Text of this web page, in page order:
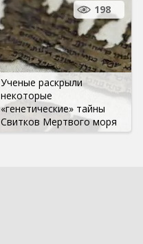
Ученые раскрыли
некоторые
«генетические» тайны
Свитков Мертвого моря
198